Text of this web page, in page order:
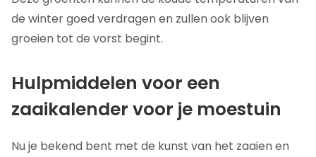
de winter goed verdragen en zullen ook blijven
groeien tot de vorst begint.
Hulpmiddelen voor een
zaaikalender voor je moestuin
Nu je bekend bent met de kunst van het zaaien en